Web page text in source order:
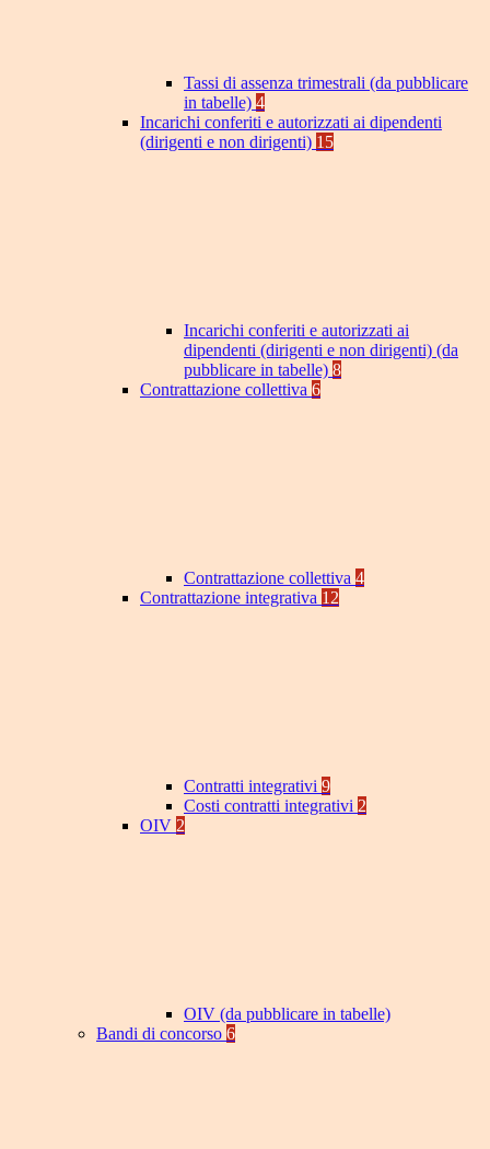
Tassi di assenza trimestrali (da pubblicare
in tabelle) 4
Incarichi conferiti e autorizzati ai dipendenti
(dirigenti e non dirigenti) 15
Incarichi conferiti e autorizzati ai
dipendenti (dirigenti e non dirigenti) (da
pubblicare in tabelle) 8
Contrattazione collettiva 6
Contrattazione collettiva 4
Contrattazione integrativa 12
Contratti integrativi 9
Costi contratti integrativi 2
OIV 2
OIV (da pubblicare in tabelle)
Bandi di concorso 6